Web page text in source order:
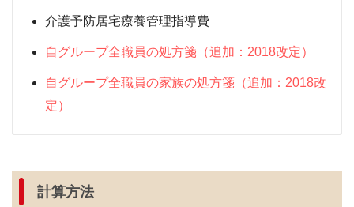
介護予防居宅療養管理指導費
自グループ全職員の処方箋（追加：2018改定）
自グループ全職員の家族の処方箋（追加：2018改
定）
計算方法